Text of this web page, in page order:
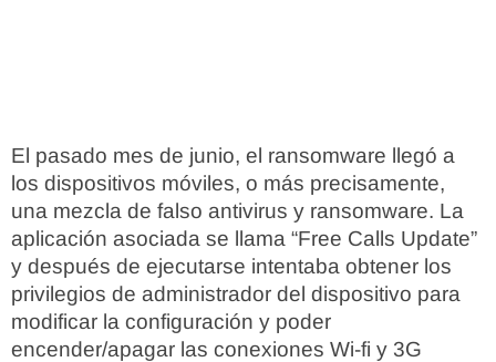
El pasado mes de junio, el ransomware llegó a
los dispositivos móviles, o más precisamente,
una mezcla de falso antivirus y ransomware. La
aplicación asociada se llama “Free Calls Update”
y después de ejecutarse intentaba obtener los
privilegios de administrador del dispositivo para
modificar la configuración y poder
encender/apagar las conexiones Wi-fi y 3G